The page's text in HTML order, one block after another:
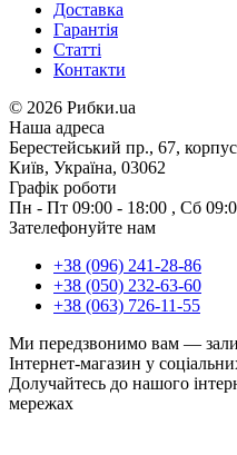
Доставка
Гарантія
Статті
Контакти
© 2026 Рибки.ua
Наша адреса
Берестейський пр., 67,
Київ, Україна, 03062
Графік роботи
Пн - Пт 09:00 - 18:00 , Сб
Зателефонуйте нам
+38 (096) 241-28-86
+38 (050) 232-63-60
+38 (063) 726-11-55
Ми передзвонимо вам —
Інтернет-магазин у
Долучайтесь до нашого
мережах